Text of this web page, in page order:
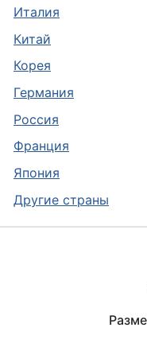
Италия
Китай
Корея
Германия
Россия
Франция
Япония
Другие страны